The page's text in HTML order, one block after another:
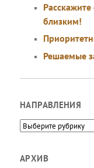
близким!
Решаемые
НАПРАВЛЕНИЯ
Направления
АРХИВ